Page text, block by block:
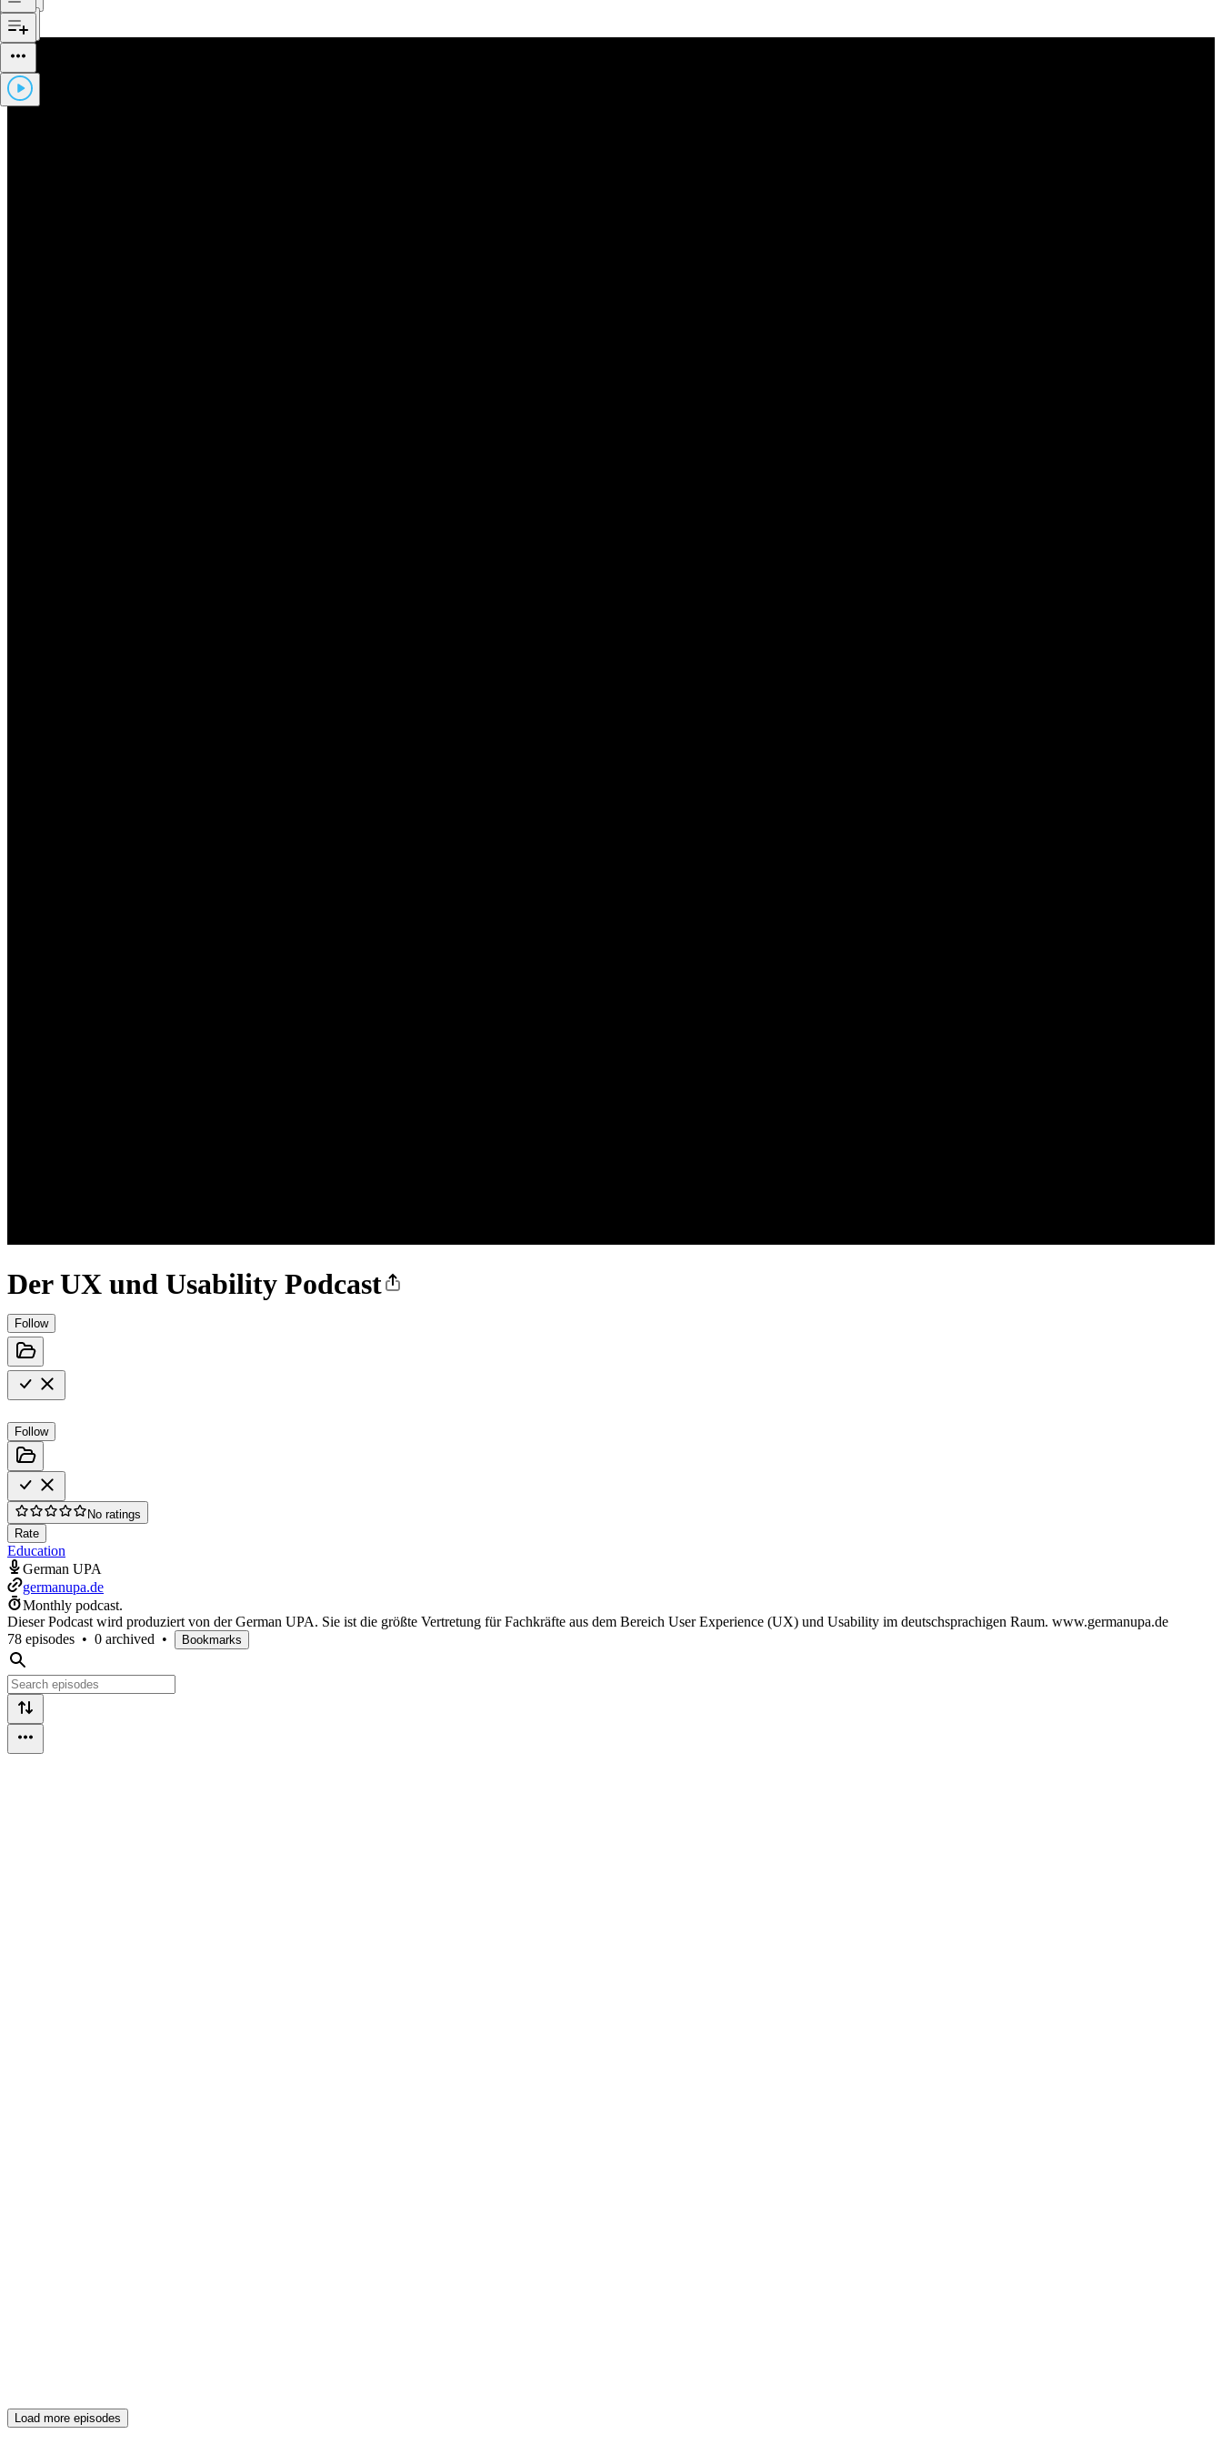
Der UX und Usability Podcast
Follow
Follow
No ratings
Rate
Education
German UPA
germanupa.de
Monthly podcast.
Dieser Podcast wird produziert von der German UPA. Sie ist die größte Vertretung für Fachkräfte aus dem Bereich User Experience (UX) und Usability im deutschsprachigen Raum. www.germanupa.de
78 episodes • 0 archived • Bookmarks
Load more episodes